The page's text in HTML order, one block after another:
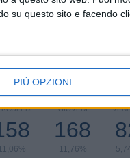
su questo sito e facendo
PIÙ OPZIONI
PARTITE PER GIORNO DELLA
GIOVEDÌ
168
11,76%